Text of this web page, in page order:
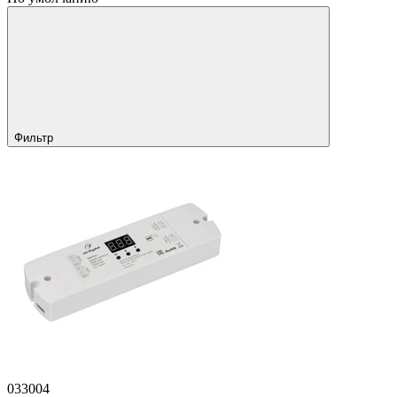
Фильтр
033004